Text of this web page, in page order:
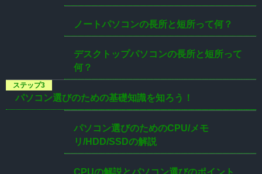
ノートパソコンの長所と短所って何？
デスクトップパソコンの長所と短所って
何？
パソコン選びのための基礎知識を知ろう！
パソコン選びのためのCPU/メモ
リ/HDD/SSDの解説
CPUの解説とパソコン選びのポイント